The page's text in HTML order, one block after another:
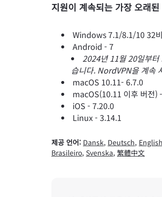
지원이 계속되는 가장 오래
Windows 7.1/8.1/10 32
Android - 7
2024년 11월 20일부터
습니다. NordVPN을 계속
macOS 10.11- 6.7.0
macOS(10.11 이후 버전)
iOS - 7.20.0
Linux - 3.14.1
제공 언어: Dansk, Deutsch, English
Brasileiro, Svenska, 繁體中文